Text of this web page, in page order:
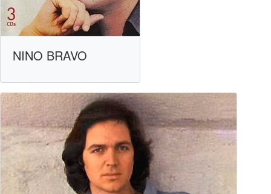
NINO BRAVO